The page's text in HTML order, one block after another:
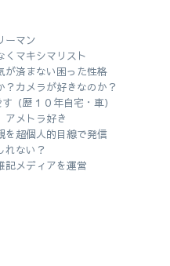
ーマン
くマキシマリスト
が済まない困った性格
？カメラが好きなのか？
（歴１０年自宅・車）
アメトラ好き
を超個人的目線で発信
れない？
記メディアを運営